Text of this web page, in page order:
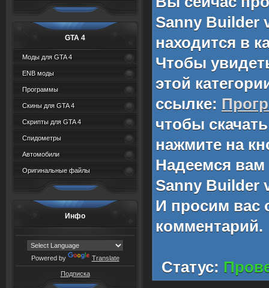
GTA 4
Моды для GTA 4
ENB моды
Программы
Скины для GTA 4
Скрипты для GTA 4
Спидометры
Автомобили
Оригинальные файлы
Инфо
Powered by Translate
Подписка
Sanny Builder
находится в
Чтобы
этой
ссылке:
чтобы
нажмите на
Надеемся
Sanny Builder
И просим вас
комментарий.
Статус: